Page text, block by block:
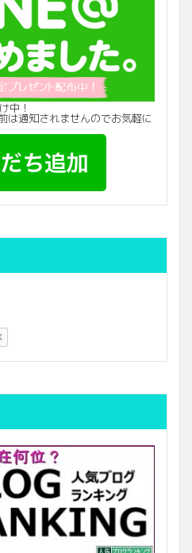
中！
は通知されませんのでお気軽に